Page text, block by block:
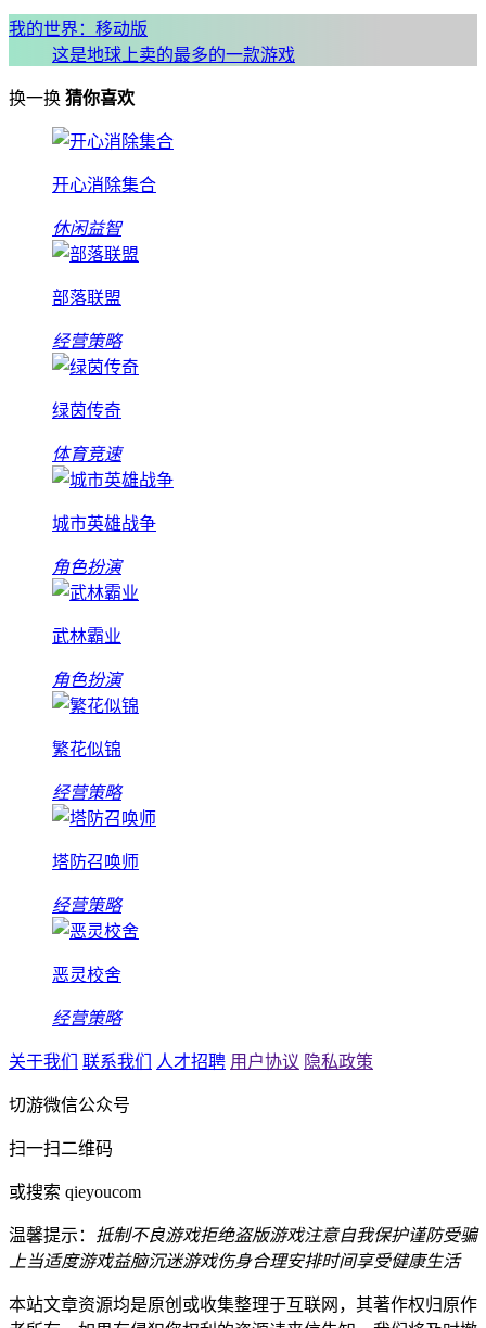
我的世界：移动版
这是地球上卖的最多的一款游戏
换一换 猜你喜欢
开心消除集合
休闲益智
部落联盟
经营策略
绿茵传奇
体育竞速
城市英雄战争
角色扮演
武林霸业
角色扮演
繁花似锦
经营策略
塔防召唤师
经营策略
恶灵校舍
经营策略
关于我们 联系我们 人才招聘 用户协议 隐私政策
切游微信公众号
扫一扫二维码
或搜索 qieyoucom
温馨提示： 抵制不良游戏拒绝盗版游戏注意自我保护谨防受骗
上当适度游戏益脑沉迷游戏伤身合理安排时间享受健康生活
本站文章资源均是原创或收集整理于互联网，其著作权归原作